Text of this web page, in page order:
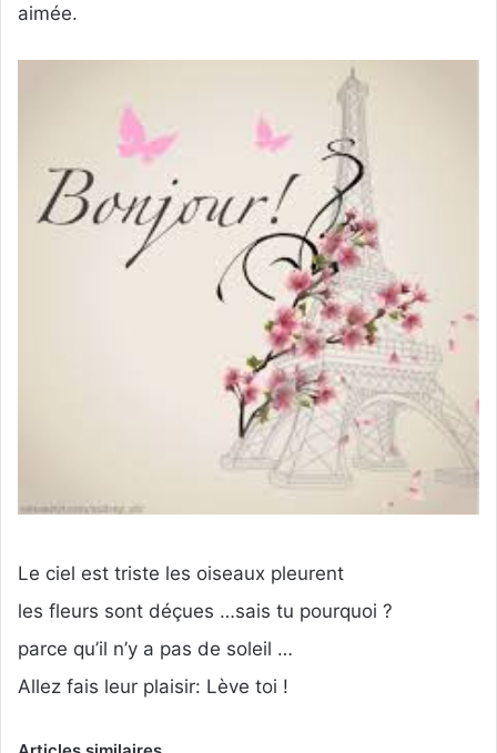
aimée.
Le ciel est triste les oiseaux pleurent
les fleurs sont déçues …sais tu pourquoi ?
parce qu’il n’y a pas de soleil …
Allez fais leur plaisir: Lève toi !